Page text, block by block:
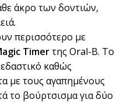
άκρο των δοντιών,
περισσότερο με
Timerτης Oral-B. Το
καθώς
με τους αγαπημένους
το βούρτσισμα για δύο